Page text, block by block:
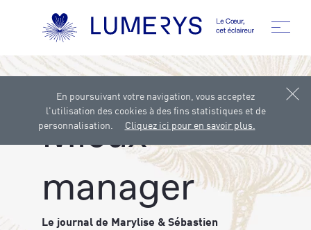
En poursuivant votre navigation, vous acceptez
l'utilisation des cookies à des fins statistiques et de
personnalisation.
Cliquez ici pour en savoir plus.
Accueil Journal Mieux manager
Mieux
manager
Le journal de Marylise & Sébastien